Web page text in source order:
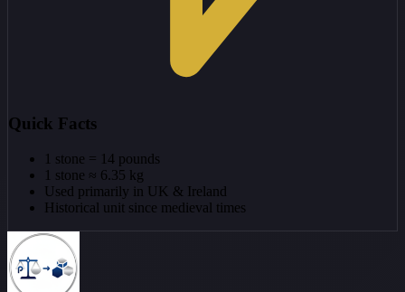
Quick Facts
1 stone = 14 pounds
1 stone ≈ 6.35 kg
Used primarily in UK & Ireland
Historical unit since medieval times